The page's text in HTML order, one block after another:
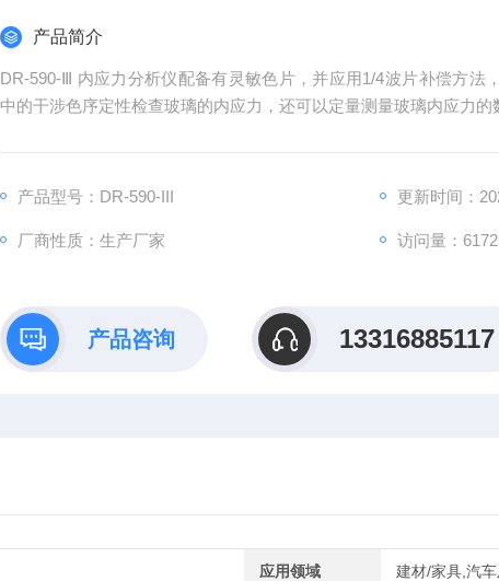
产品简介
DR-590-Ⅲ 内应力分析仪配备有灵敏色片，并应用1/4波片补偿方法
中的干涉色序定性检查玻璃的内应力，还可以定量测量玻璃内应力的
产品型号：DR-590-III 更新时间：
厂商性质：生产厂家 访问量：6172
产品咨询 13316885117
应用领域 建材/家具,汽